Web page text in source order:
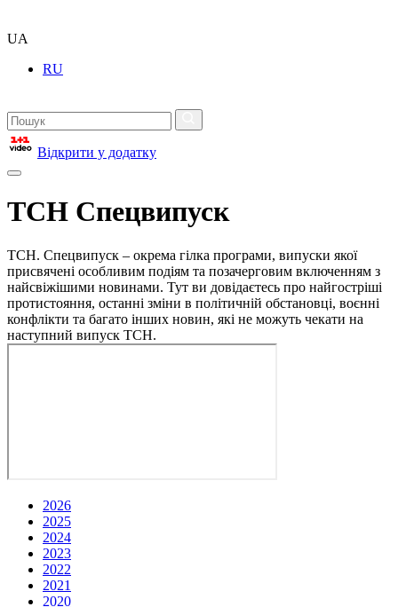
UA
RU
Відкрити у додатку
ТСН Спецвипуск
ТСН. Спецвипуск – окрема гілка програми, випуски якої
присвячені особливим подіям та позачерговим включенням з
найсвіжішими новинами. Тут ви довідаєтесь про найгостріші
протистояння, останні зміни в політичній обстановці, воєнні
конфлікти та багато інших новин, які не можуть чекати на
наступний випуск ТСН.
2026
2025
2024
2023
2022
2021
2020